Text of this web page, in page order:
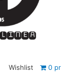
Wishlist 0